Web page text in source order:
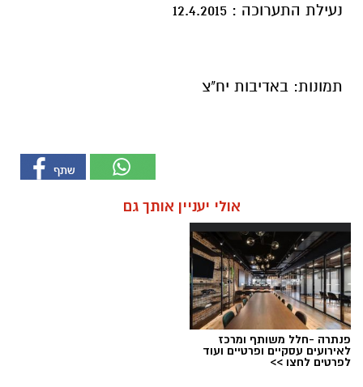
נעילת התערוכה : 12.4.2015
תמונות: באדיבות יח"צ
אולי יעניין אותך גם
פנתרה -חלל משותף ומרכז
לאירועים עסקיים ופרטיים ועוד
לפרטים לחצו >>